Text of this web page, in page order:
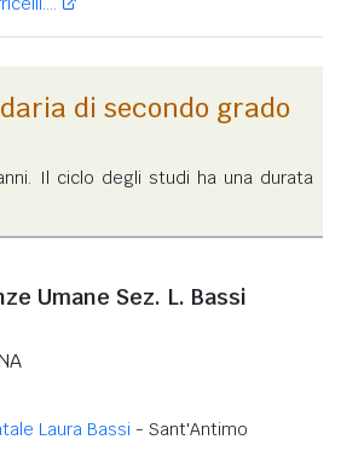
di secondo grado
Il ciclo degli studi ha una durata
Umane Sez. L. Bassi
Laura Bassi - Sant'Antimo